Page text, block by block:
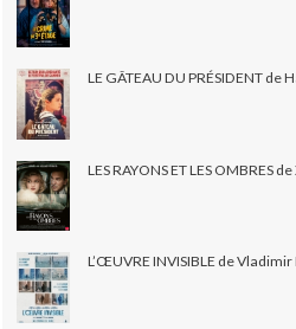
LE GÂTEAU DU PRÉSIDENT de
LES RAYONS ET LES OMBRES
L’ŒUVRE INVISIBLE de